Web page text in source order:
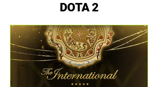
DOTA 2